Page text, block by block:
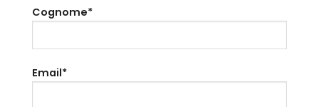
Cognome*
Email*